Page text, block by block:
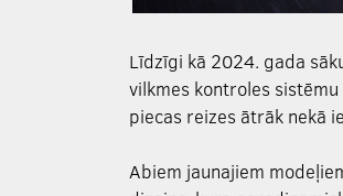
Līdzīgi kā 2024. gada
vilkmes kontroles
piecas reizes ātrāk nekā
Abiem jaunajiem